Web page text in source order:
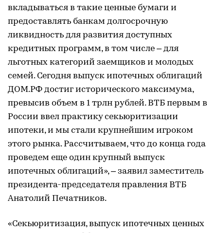
вкладываться в такие ценные бумаги и
предоставлять банкам долгосрочную
ликвидность для развития доступных
кредитных программ, в том числе – для
льготных категорий заемщиков и молодых
семей. Сегодня выпуск ипотечных облигаций
ДОМ.РФ достиг исторического максимума,
превысив объем в 1 трлн рублей. ВТБ первым в
России ввел практику секьюритизации
ипотеки, и мы стали крупнейшим игроком
этого рынка. Рассчитываем, что до конца года
проведем еще один крупный выпуск
ипотечных облигаций», – заявил заместитель
президента-председателя правления ВТБ
Анатолий Печатников.
«Секьюритизация, выпуск ипотечных ценных